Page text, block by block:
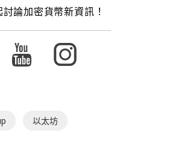
論加密貨幣新資訊！
以太坊